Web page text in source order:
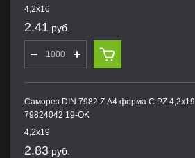
4,2х16
2.41 руб.
Саморез DIN 7982 Z А4 форма С PZ 4,2х19
79824042 19-OK
4,2х19
2.83 руб.